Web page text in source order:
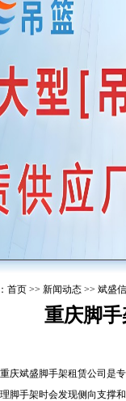
首页 >> 新闻动态 >> 斌盛
重庆脚
斌盛脚手架租赁公司是专
手架时会发现侧向支撑和